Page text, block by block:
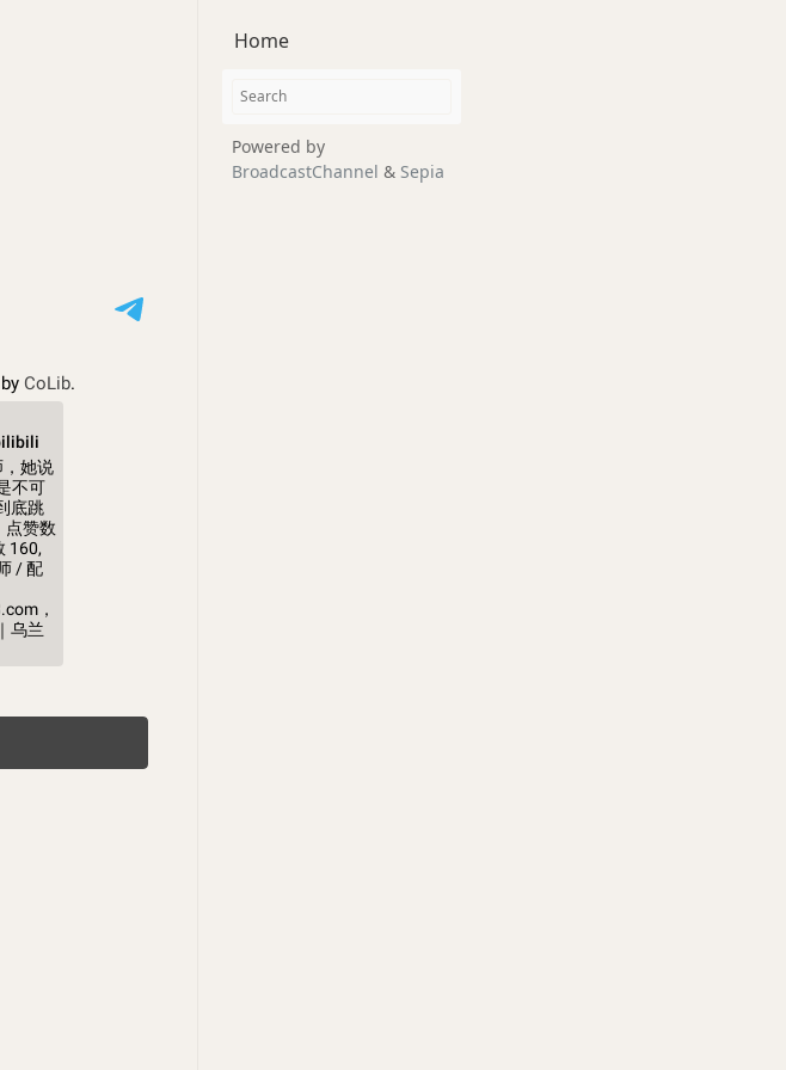
Home
Powered by
BroadcastChannel & Sepia